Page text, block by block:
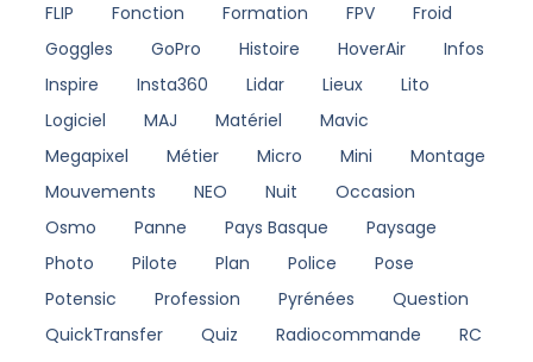
FLIP
Fonction Formation FPV
Froid
Goggles
GoPro Histoire HoverAir
Infos
Inspire
Insta360 Lidar Lieux
Lito
Logiciel
MAJ Matériel
Mavic
Megapixel
Métier Micro Mini
Montage
Mouvements
NEO Nuit
Occasion
Osmo
Panne Pays Basque
Paysage
Photo
Pilote Plan Police
Pose
Potensic
Profession Pyrénées
Question
QuickTransfer
Quiz Radiocommande
RC